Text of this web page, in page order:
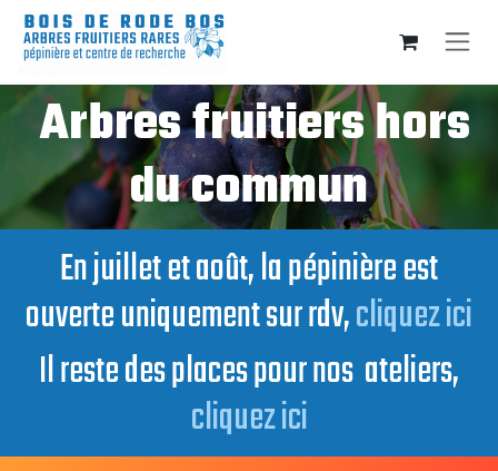
Se rendre au contenu
Arbres fruitiers hors
du commun
En juillet et août, la pépinière est
ouverte uniquement sur rdv,cliquez ici
Il reste des places pour nos ateliers,
cliquez ici